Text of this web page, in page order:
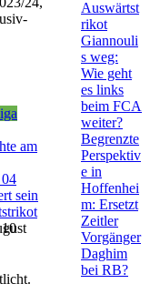
am
sein
10
Auswärtst
rikot
Giannouli
s weg:
Wie geht
es links
beim FCA
weiter?
Begrenzte
Perspektiv
e in
Hoffenhei
m: Ersetzt
Zeitler
Vorgänger
Daghim
bei RB?